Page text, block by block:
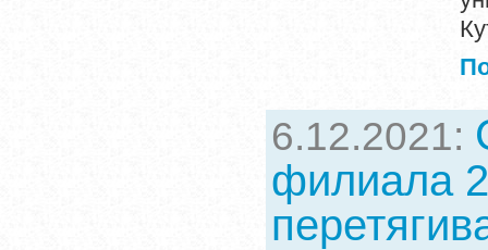
6.12.2021:
филиала